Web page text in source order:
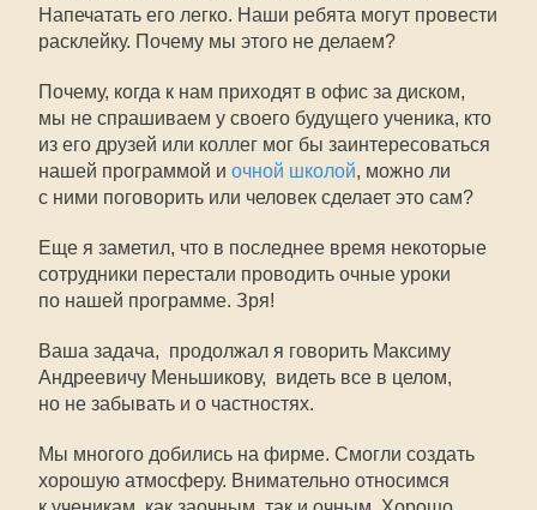
Напечатать его легко. Наши ребята могут провести
расклейку. Почему мы этого не делаем?
Почему, когда к нам приходят в офис за диском,
мы не спрашиваем у своего будущего ученика, кто
из его друзей или коллег мог бы заинтересоваться
нашей программой и очной школой, можно ли
с ними поговорить или человек сделает это сам?
Еще я заметил, что в последнее время некоторые
сотрудники перестали проводить очные уроки
по нашей программе. Зря!
Ваша задача,  продолжал я говорить Максиму
Андреевичу Меньшикову,  видеть все в целом,
но не забывать и о частностях.
Мы многого добились на фирме. Смогли создать
хорошую атмосферу. Внимательно относимся